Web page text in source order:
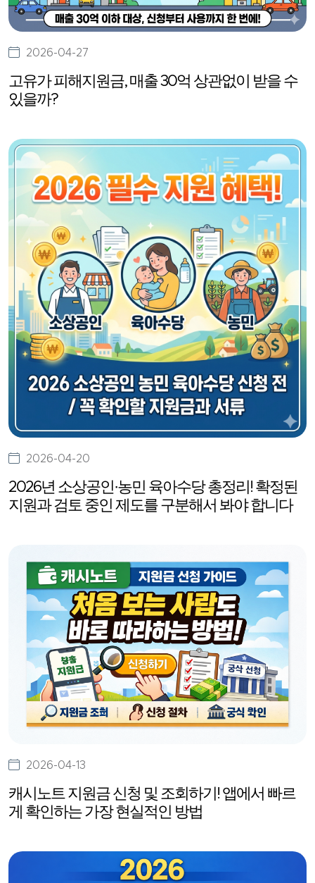
2026-04-27
고유가 피해지원금, 매출 30억 상관없이 받을 수
있을까?
2026-04-20
2026년 소상공인·농민 육아수당 총정리! 확정된
지원과 검토 중인 제도를 구분해서 봐야 합니다
2026-04-13
캐시노트 지원금 신청 및 조회하기! 앱에서 빠르
게 확인하는 가장 현실적인 방법